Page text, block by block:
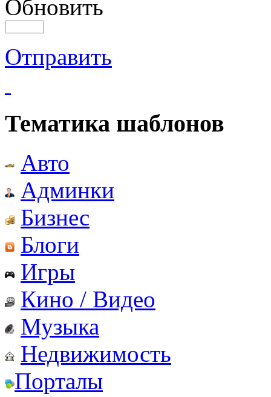
Обновить
Отправить
Тематика шаблонов
Авто
Админки
Бизнес
Блоги
Игры
Кино / Видео
Музыка
Недвижимость
Порталы